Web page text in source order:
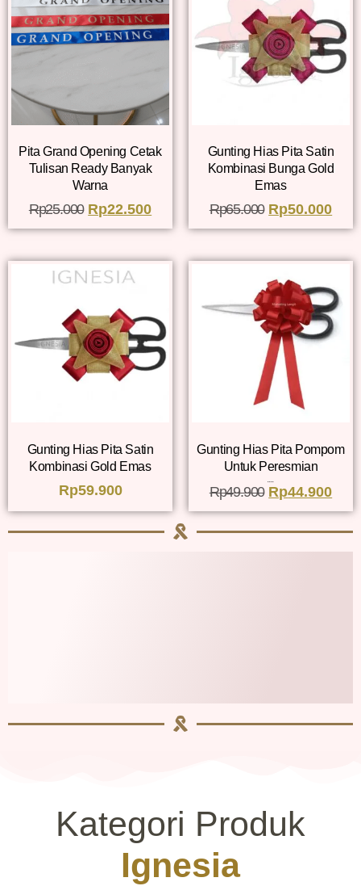
Pita Grand Opening Cetak
Tulisan Ready Banyak
Warna
Rp25.000 Rp22.500
Gunting Hias Pita Satin
Kombinasi Bunga Gold
Emas
Rp65.000 Rp50.000
Gunting Hias Pita Satin
Kombinasi Gold Emas
Rp59.900
Gunting Hias Pita Pompom
Untuk Peresmian
Rp49.900 Rp44.900
Kategori Produk
Ignesia